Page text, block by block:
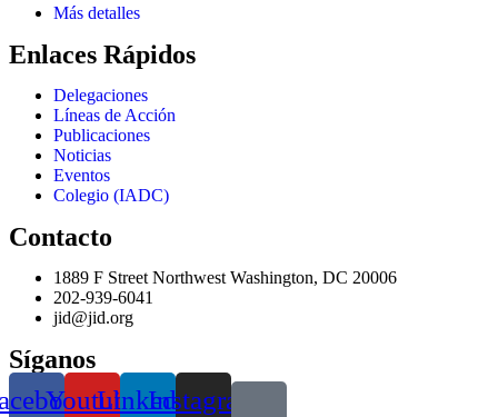
Más detalles
Enlaces Rápidos
Delegaciones
Líneas de Acción
Publicaciones
Noticias
Eventos
Colegio (IADC)
Contacto
1889 F Street Northwest Washington, DC 20006
202-939-6041
jid@jid.org
Síganos
YoutubeLinkedin
Instagram